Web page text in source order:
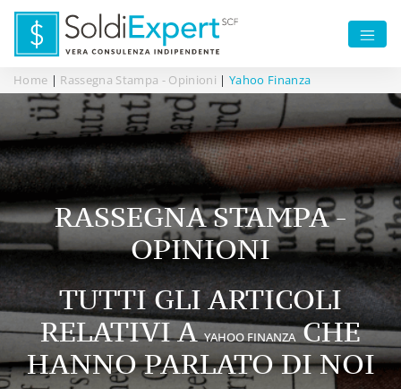
Home | Rassegna Stampa - Opinioni |Yahoo Finanza
RASSEGNA STAMPA -
OPINIONI
TUTTI GLI ARTICOLI
RELATIVI AYAHOO FINANZACHE
HANNO PARLATO DI NOI